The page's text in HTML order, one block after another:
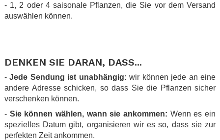
- 1, 2 oder 4 saisonale Pflanzen, die Sie vor dem Versand
auswählen können.
DENKEN SIE DARAN, DASS...
-Jede Sendung ist unabhängig: wir können jede an eine
andere Adresse schicken, so dass Sie die Pflanzen sicher
verschenken können.
- Sie können wählen, wann sie ankommen: Wenn es ein
spezielles Datum gibt, organisieren wir es so, dass sie zur
perfekten Zeit ankommen.